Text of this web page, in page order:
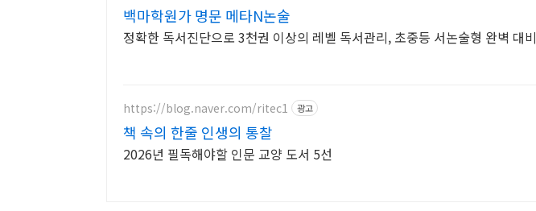
백마학원가 명문 메타N논술
정확한 독서진단으로 3천권 이상의 레벨 독서관리, 초중등 서논술형 완벽 대비
https://blog.naver.com/ritec1 광고
책 속의 한줄 인생의 통찰
2026년 필독해야할 인문 교양 도서 5선